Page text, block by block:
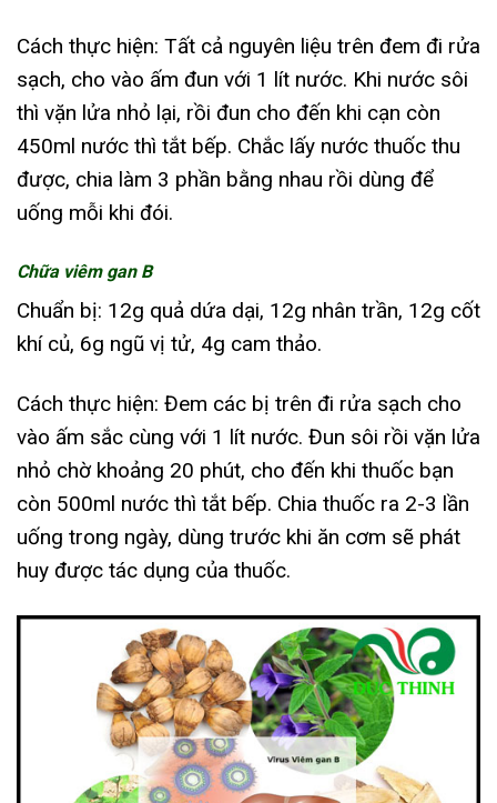
Cách thực hiện: Tất cả nguyên liệu trên đem đi rửa
sạch, cho vào ấm đun với 1 lít nước. Khi nước sôi
thì vặn lửa nhỏ lại, rồi đun cho đến khi cạn còn
450ml nước thì tắt bếp. Chắc lấy nước thuốc thu
được, chia làm 3 phần bằng nhau rồi dùng để
uống mỗi khi đói.
Chữa viêm gan B
Chuẩn bị: 12g quả dứa dại, 12g nhân trần, 12g cốt
khí củ, 6g ngũ vị tử, 4g cam thảo.
Cách thực hiện: Đem các bị trên đi rửa sạch cho
vào ấm sắc cùng với 1 lít nước. Đun sôi rồi vặn lửa
nhỏ chờ khoảng 20 phút, cho đến khi thuốc bạn
còn 500ml nước thì tắt bếp. Chia thuốc ra 2-3 lần
uống trong ngày, dùng trước khi ăn cơm sẽ phát
huy được tác dụng của thuốc.